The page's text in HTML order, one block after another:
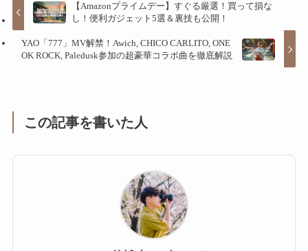
【Amazonプライムデー】すぐる厳選！買って損な
し！便利ガジェット5選＆裏技も公開！
YAO「777」MV解禁！Awich, CHICO CARLITO, ONE
OK ROCK, Paledusk参加の超豪華コラボ曲を徹底解説
この記事を書いた人